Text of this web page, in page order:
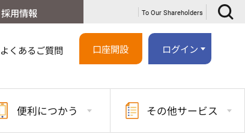
採用情報 To Our Shareholders
よくあるご質問 口座開設 ログイン
便利につかう その他サービス